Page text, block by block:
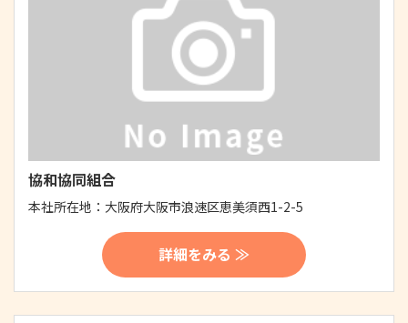
協和協同組合
本社所在地： 大阪府大阪市浪速区恵美須西1-2-5
詳細をみる ≫